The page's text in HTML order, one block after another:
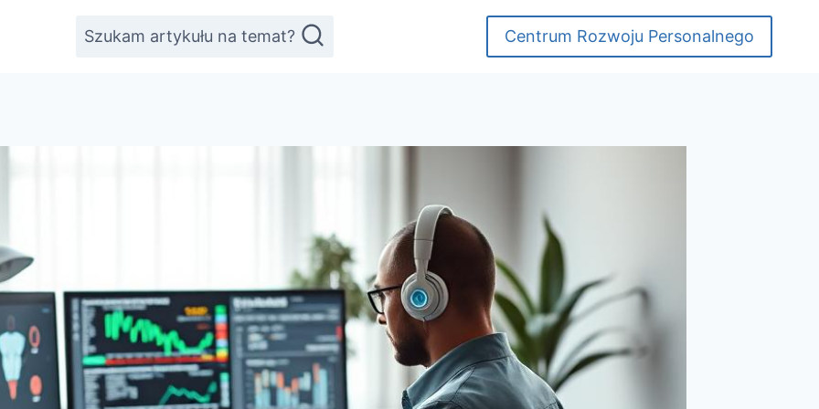
Szukam artykułu na temat? Centrum Rozwoju Personalnego